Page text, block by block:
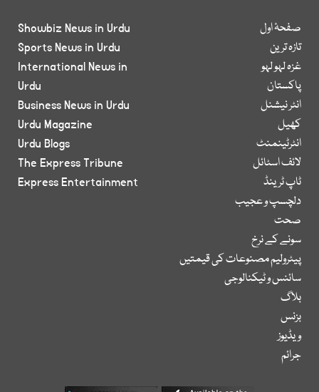
صفحۂ اول
تازہ ترین
غزہ لہو لہو
پاکستان
انٹر نیشنل
کھیل
انٹرٹینمنٹ
لائف اسٹائل
ٹاپ ٹرینڈ
دلچسپ و عجیب
صحت
سونے کے نرخ
پیٹرولیم مصنوعات کی قیمتیں
سائنس و ٹیکنالوجی
بلاگ
بزنس
ویڈیوز
جرائم
Showbiz News in Urdu
Sports News in Urdu
International News in
Urdu
Business News in Urdu
Urdu Magazine
Urdu Blogs
The Express Tribune
Express Entertainment